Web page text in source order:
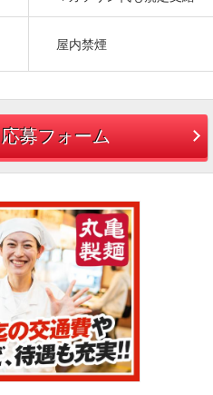
屋内禁煙
応募フォーム